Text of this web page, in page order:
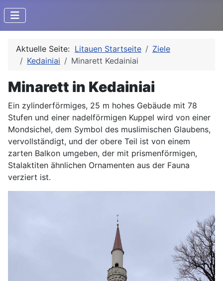
Aktuelle Seite: Litauen Startseite
Ziele
Kedainiai
Minarett Kedainiai
Minarett in Kedainiai
Ein zylinderförmiges, 25 m hohes Gebäude mit 78
Stufen und einer nadelförmigen Kuppel wird von einer
Mondsichel, dem Symbol des muslimischen Glaubens,
vervollständigt, und der obere Teil ist von einem
zarten Balkon umgeben, der mit prismenförmigen,
Stalaktiten ähnlichen Ornamenten aus der Fauna
verziert ist.